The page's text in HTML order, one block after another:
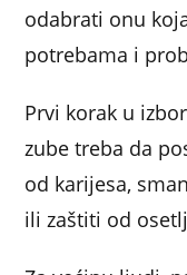
odabrati onu
potrebama i
Prvi korak u
zube treba da
od karijesa,
ili zaštiti od